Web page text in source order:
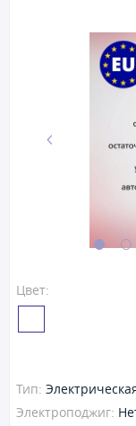
Цвет:
Тип:
Электроподжиг: